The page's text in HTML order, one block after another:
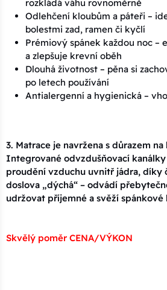
rozkládá váhu rovnoměrně
Odlehčení kloubům a páteři –
bolestmi zad, ramen či kyčlí
Prémiový spánek každou noc –
a zlepšuje krevní oběh
Dlouhá životnost – pěna si
po letech používání
Antialergenní a hygienická –
3. Matrace je navržena s důrazem
Integrované odvzdušňovací
proudění vzduchu uvnitř jádra, díky
doslova „dýchá“ – odvádí
udržovat příjemné a svěží spánkové
Skvělý poměr CENA/VÝKON